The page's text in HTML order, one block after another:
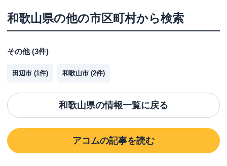
和歌山県の他の市区町村から検索
その他(3件)
田辺市 (1件) 和歌山市 (2件)
和歌山県の情報一覧に戻る
アコムの記事を読む